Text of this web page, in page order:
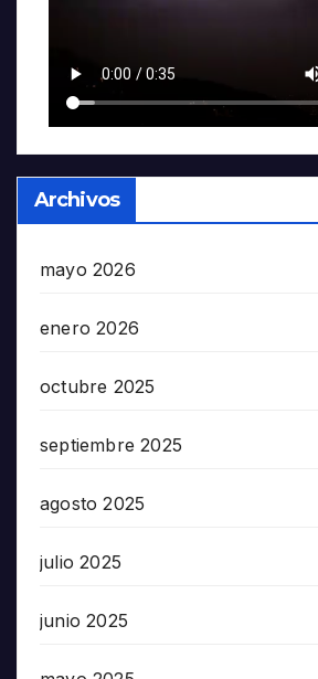
Archivos
mayo 2026
enero 2026
octubre 2025
septiembre 2025
agosto 2025
julio 2025
junio 2025